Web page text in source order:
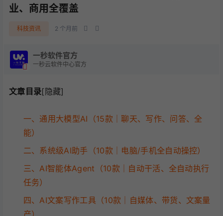
业、商用全覆盖
科技资讯 2 个月前
一秒软件官方
一秒云软件中心官方
文章目录[隐藏]
一、通用大模型AI（15款｜聊天、写作、问答、全
能）
二、系统级AI助手（10款｜电脑/手机全自动操控）
三、AI智能体Agent（10款｜自动干活、全自动执行
任务）
四、AI文案写作工具（10款｜自媒体、带货、文案量